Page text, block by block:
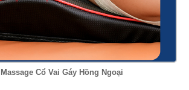
Cổ Vai Gáy Hồng Ngoại